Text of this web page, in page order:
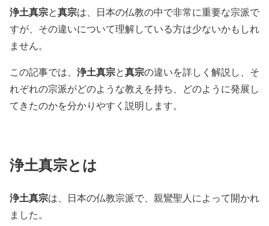
浄土真宗と真宗は、日本の仏教の中で非常に重要な宗派で
すが、その違いについて理解している方は少ないかもしれ
ません。
この記事では、 浄土真宗と真宗の違いを詳しく解説し、そ
れぞれの宗派がどのような教えを持ち、どのように発展し
てきたのかを分かりやすく説明します。
浄土真宗とは
浄土真宗は、日本の仏教宗派で、親鸞聖人によって開かれ
ました。